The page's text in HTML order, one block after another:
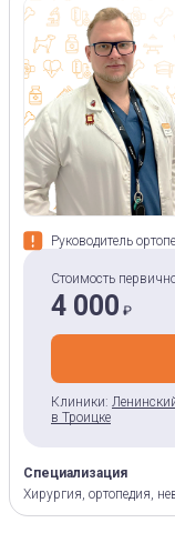
Руководитель
Стоимость
4 000 ₽
Клиники:
в Троицке
Специализация
Хирургия, ортопедия,